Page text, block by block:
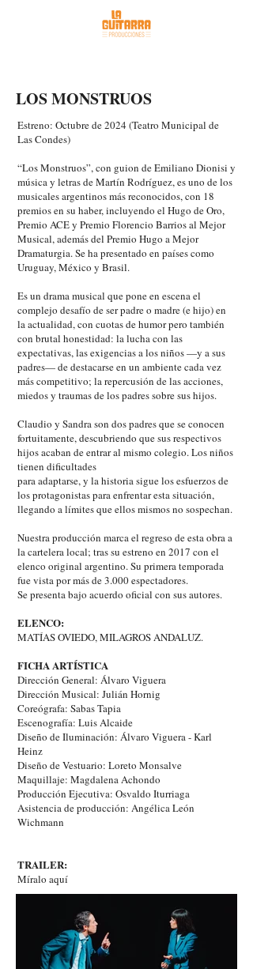
LOS MONSTRUOS
Estreno: Octubre de 2024 (Teatro Municipal de
Las Condes)
“Los Monstruos”, con guion de Emiliano Dionisi y
música y letras de Martín Rodríguez, es uno de los
musicales argentinos más reconocidos, con 18
premios en su haber, incluyendo el Hugo de Oro,
Premio ACE y Premio Florencio Barrios al Mejor
Musical, además del Premio Hugo a Mejor
Dramaturgia. Se ha presentado en países como
Uruguay, México y Brasil.
Es un drama musical que pone en escena el
complejo desafío de ser padre o madre (e hijo) en
la actualidad, con cuotas de humor pero también
con brutal honestidad: la lucha con las
expectativas, las exigencias a los niños —y a sus
padres— de destacarse en un ambiente cada vez
más competitivo; la repercusión de las acciones,
miedos y traumas de los padres sobre sus hijos.
Claudio y Sandra son dos padres que se conocen
fortuitamente, descubriendo que sus respectivos
hijos acaban de entrar al mismo colegio. Los niños
tienen dificultades
para adaptarse, y la historia sigue los esfuerzos de
los protagonistas para enfrentar esta situación,
llegando a límites que ellos mismos no sospechan.
Nuestra producción marca el regreso de esta obra a
la cartelera local; tras su estreno en 2017 con el
elenco original argentino. Su primera temporada
fue vista por más de 3.000 espectadores.
Se presenta bajo acuerdo oficial con sus autores.
ELENCO:
MATÍAS OVIEDO, MILAGROS ANDALUZ.
FICHA ARTÍSTICA
Dirección General: Álvaro Viguera
Dirección Musical: Julián Hornig
Coreógrafa: Sabas Tapia
Escenografía: Luis Alcaide
Diseño de Iluminación: Álvaro Viguera - Karl
Heinz
Diseño de Vestuario: Loreto Monsalve
Maquillaje: Magdalena Achondo
Producción Ejecutiva: Osvaldo Iturriaga
Asistencia de producción: Angélica León
Wichmann
TRAILER:
Míralo aquí